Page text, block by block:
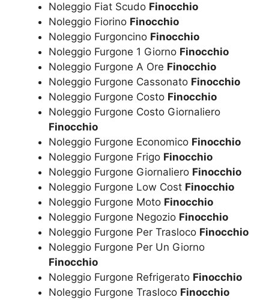
Noleggio Fiat Scudo Finocchio
Noleggio Fiorino Finocchio
Noleggio Furgoncino Finocchio
Noleggio Furgone 1 Giorno Finocchio
Noleggio Furgone A Ore Finocchio
Noleggio Furgone Cassonato Finocchio
Noleggio Furgone Costo Finocchio
Noleggio Furgone Costo Giornaliero
Finocchio
Noleggio Furgone Economico Finocchio
Noleggio Furgone Frigo Finocchio
Noleggio Furgone Giornaliero Finocchio
Noleggio Furgone Low Cost Finocchio
Noleggio Furgone Moto Finocchio
Noleggio Furgone Negozio Finocchio
Noleggio Furgone Per Trasloco Finocchio
Noleggio Furgone Per Un Giorno
Finocchio
Noleggio Furgone Refrigerato Finocchio
Noleggio Furgone Trasloco Finocchio